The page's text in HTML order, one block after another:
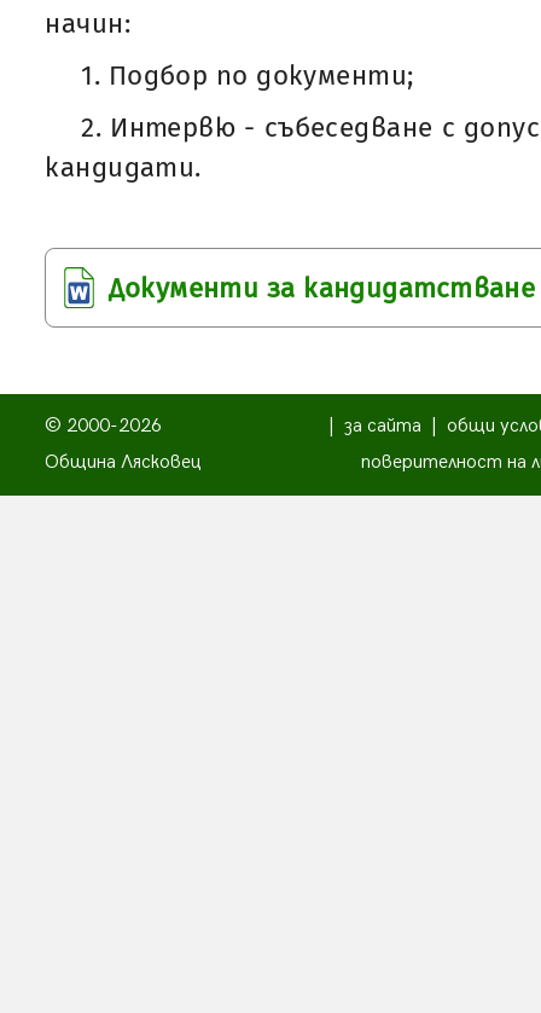
начин:
1. Подбор по документи;
2. Интервю - събеседване с
кандидати.
Документи за кандидатстване
© 2000-2026
Община Лясковец
за сайта
общи
поверителност на